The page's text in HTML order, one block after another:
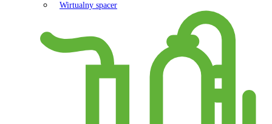
Wirtualny spacer